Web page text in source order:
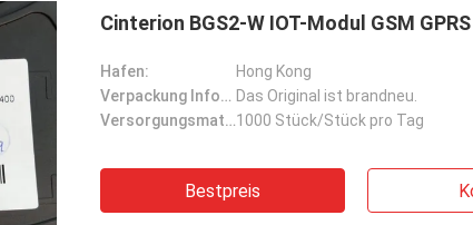
Cinterion BGS2-W IOT-Modul GSM
Hafen:
Hong Kong
Verpackung Informationen: Das Original ist brandneu.
Versorgungsmaterial-Fähigkeit:1000 Stück/Stück pro Tag
Bestpreis